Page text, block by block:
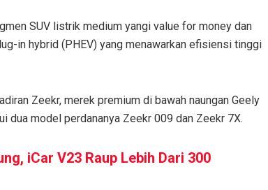
SUV listrik medium yangi value for money dan
in hybrid (PHEV) yang menawarkan efisiensi tinggi
Zeekr, merek premium di bawah naungan Geely
dua model perdananya Zeekr 009 dan Zeekr 7X.
iCar V23 Raup Lebih Dari 300